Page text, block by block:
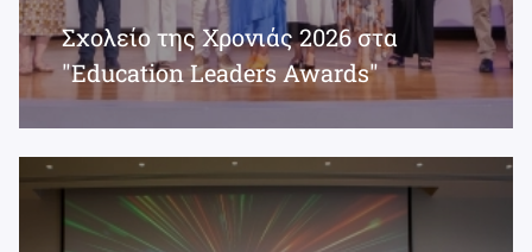
Σχολείο της Χρονιάς 2026 στα
"Education Leaders Awards"